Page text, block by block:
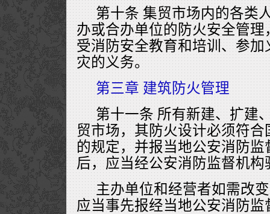
第十条 集贸市场内的各类
办或合办单位的防火安全管
受消防安全教育和培训、参
灾的义务。
第三章 建筑防火管理
第十一条 所有新建、扩建
贸市场，其防火设计必须符
的规定，并报当地公安消防
后，应当经公安消防监督机
主办单位和经营者如需改
应当事先报经当地公安消防